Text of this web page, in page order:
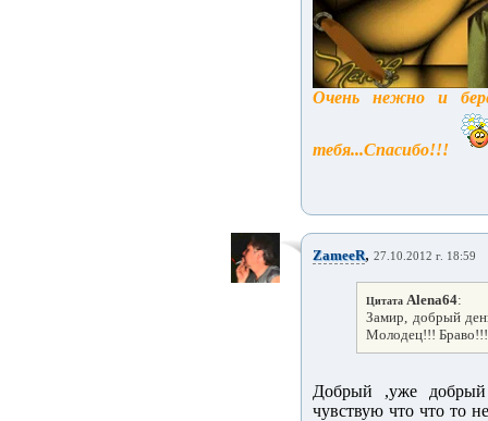
Очень нежно и
тебя...Спасибо!!!
ZameeR, 27.10.2012 г. 18:59
Цитата Alena64:
Замир, добрый
Молодец!!!
Добрый ,уже
чувствую что что то